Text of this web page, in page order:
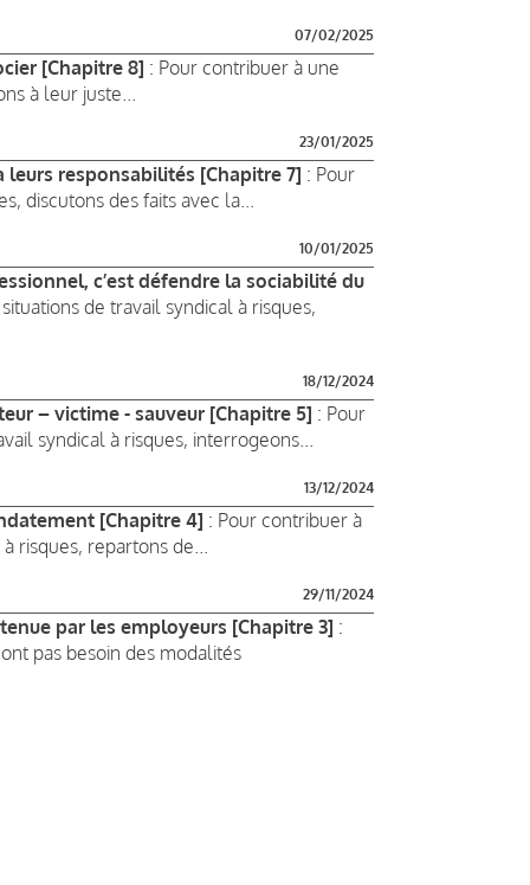
07/02/2025
[Chapitre 8] : Pour contribuer à une
à leur juste...
23/01/2025
leurs responsabilités [Chapitre 7] : Pour
discutons des faits avec la...
10/01/2025
c’est défendre la sociabilité du
de travail syndical à risques,
18/12/2024
– victime - sauveur [Chapitre 5] : Pour
syndical à risques, interrogeons...
13/12/2024
[Chapitre 4] : Pour contribuer à
risques, repartons de...
29/11/2024
par les employeurs [Chapitre 3] :
pas besoin des modalités